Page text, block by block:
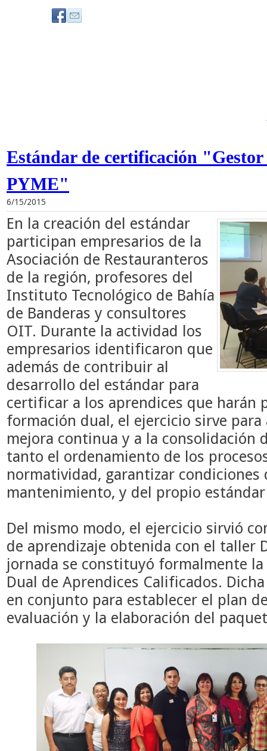
Estándar de certificación "Gestor
PYME"
6/15/2015
En la creación del estándar
participan empresarios de la
Asociación de Restauranteros
de la región, profesores del
Instituto Tecnológico de Bahía
de Banderas y consultores
OIT. Durante la actividad los
empresarios identificaron que
además de contribuir al
desarrollo del estándar para
certificar a los aprendices que harán
formación dual, el ejercicio sirve para
mejora continua y a la consolidación
tanto el ordenamiento de los
normatividad, garantizar condiciones
mantenimiento, y del propio
Del mismo modo, el ejercicio sirvió
de aprendizaje obtenida con el taller
jornada se constituyó formalmente
Dual de Aprendices Calificados.
en conjunto para establecer el plan
evaluación y la elaboración del